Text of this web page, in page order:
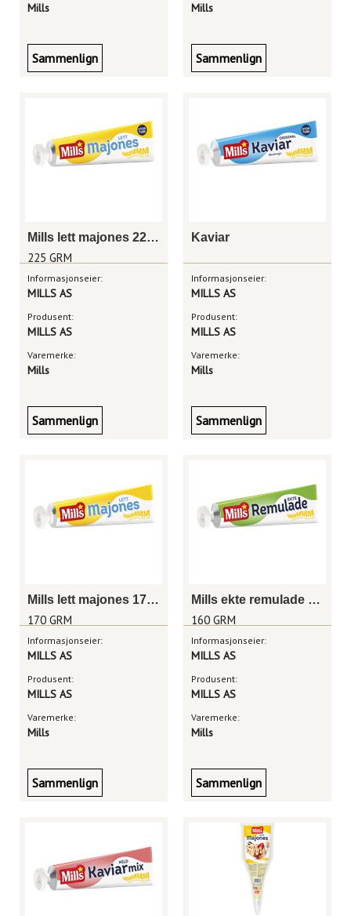
Mills
Sammenlign
Mills
Sammenlign
Mills lett majones 225g
225 GRM
Informasjonseier:
MILLS AS
Produsent:
MILLS AS
Varemerke:
Mills
Sammenlign
Kaviar
Informasjonseier:
MILLS AS
Produsent:
MILLS AS
Varemerke:
Mills
Sammenlign
Mills lett majones 170g
170 GRM
Informasjonseier:
MILLS AS
Produsent:
MILLS AS
Varemerke:
Mills
Sammenlign
Mills ekte remulade tube 160g
160 GRM
Informasjonseier:
MILLS AS
Produsent:
MILLS AS
Varemerke:
Mills
Sammenlign